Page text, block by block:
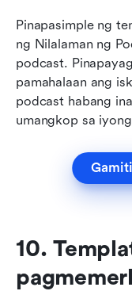
Pinapasimple ng
ng Nilalaman ng
podcast.
pamahalaan ang
podcast habang
umangkop sa
10.